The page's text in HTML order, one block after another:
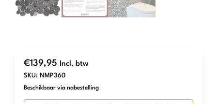
€139,95 Incl. btw
SKU: NMP360
Beschikbaar via nabestelling